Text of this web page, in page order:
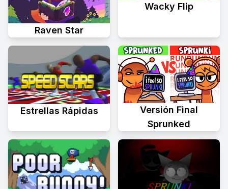
Raven Star
Wacky Flip
Estrellas Rápidas
Versión Final
Sprunked